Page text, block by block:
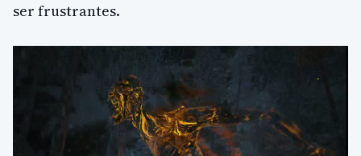
ser frustrantes.